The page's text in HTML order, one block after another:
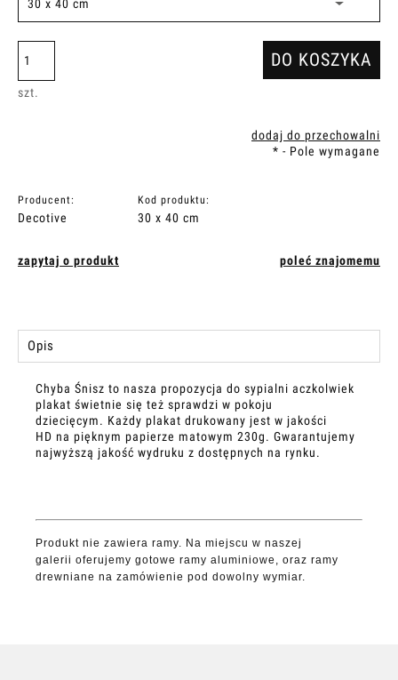
szt.
DO KOSZYKA
dodaj do przechowalni
* - Pole wymagane
Producent:
Decotive
Kod produktu:
30 x 40 cm
zapytaj o produkt poleć znajomemu
Opis
Chyba Śnisz to nasza propozycja do sypialni aczkolwiek
plakat świetnie się też sprawdzi w pokoju
dziecięcym. Każdy plakat drukowany jest w jakości
HD na pięknym papierze matowym 230g. Gwarantujemy
najwyższą jakość wydruku z dostępnych na rynku.
Produkt nie zawiera ramy. Na miejscu w naszej
galerii oferujemy gotowe ramy aluminiowe, oraz ramy
drewniane na zamówienie pod dowolny wymiar.